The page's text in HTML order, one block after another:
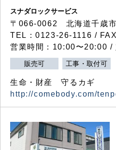
スナダロックサービス
〒066-0062 北海道千歳
TEL：0123-26-1116 /
営業時間：10:00〜20:00 /
販売可 工事・取付可
生命・財産 守るカギ
http://comebody.com/